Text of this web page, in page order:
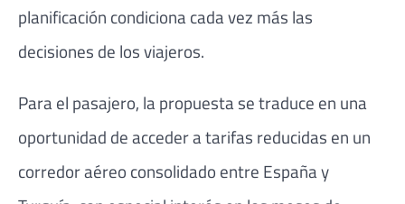
planificación condiciona cada vez más las
decisiones de los viajeros.
Para el pasajero, la propuesta se traduce en una
oportunidad de acceder a tarifas reducidas en un
corredor aéreo consolidado entre España y